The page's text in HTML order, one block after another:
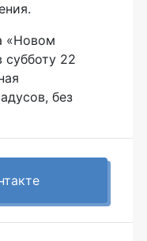
«Новом
субботу 22
без